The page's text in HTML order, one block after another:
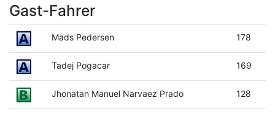
Gast-Fahrer
Mads Pedersen 178
Tadej Pogacar 169
Jhonatan Manuel Narvaez Prado 128